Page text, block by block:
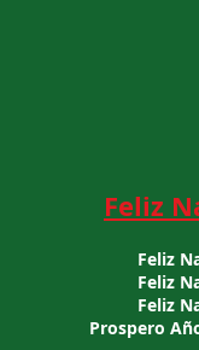
Feliz
Feliz
Feliz
Feliz
Prospero